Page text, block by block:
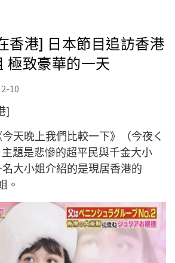
香港] 日本節目追訪香港
極致豪華的一天
10
]
天晚上我們比較一下》（今夜く
題是悲慘的超平民與千金大小
大小姐介紹的是現居香港的
。